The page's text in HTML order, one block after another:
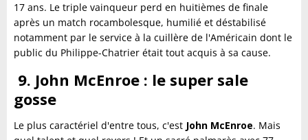
17 ans. Le triple vainqueur perd en huitièmes de finale
après un match rocambolesque, humilié et déstabilisé
notamment par le service à la cuillère de l'Américain dont le
public du Philippe-Chatrier était tout acquis à sa cause.
9. John McEnroe : le super sale
gosse
Le plus caractériel d'entre tous, c'est John McEnroe. Mais